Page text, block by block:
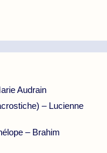
Audrain
– Lucienne
– Brahim